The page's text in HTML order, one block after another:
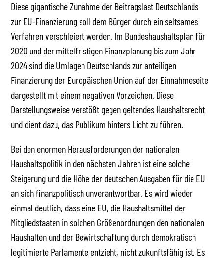
Diese gigantische Zunahme der Beitragslast Deutschlands
zur EU-Finanzierung soll dem Bürger durch ein seltsames
Verfahren verschleiert werden. Im Bundeshaushaltsplan für
2020 und der mittelfristigen Finanzplanung bis zum Jahr
2024 sind die Umlagen Deutschlands zur anteiligen
Finanzierung der Europäischen Union auf der Einnahmeseite
dargestellt mit einem negativen Vorzeichen. Diese
Darstellungsweise verstößt gegen geltendes Haushaltsrecht
und dient dazu, das Publikum hinters Licht zu führen.
Bei den enormen Herausforderungen der nationalen
Haushaltspolitik in den nächsten Jahren ist eine solche
Steigerung und die Höhe der deutschen Ausgaben für die EU
an sich finanzpolitisch unverantwortbar. Es wird wieder
einmal deutlich, dass eine EU, die Haushaltsmittel der
Mitgliedstaaten in solchen Größenordnungen den nationalen
Haushalten und der Bewirtschaftung durch demokratisch
legitimierte Parlamente entzieht, nicht zukunftsfähig ist. Es